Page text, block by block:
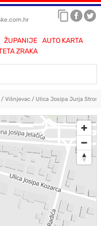
ŽUPANIJE
AUTO KARTA
ZRAKA
/ Višnjevac/ Ulica Josipa Jurja